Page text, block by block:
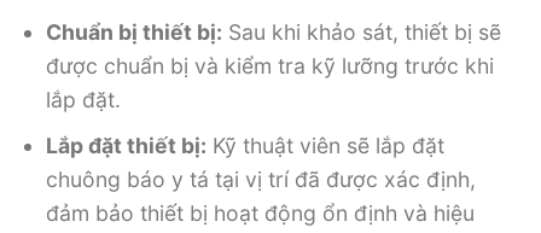
Chuẩn bị thiết bị: Sau khi khảo sát, thiết bị sẽ
được chuẩn bị và kiểm tra kỹ lưỡng trước khi
lắp đặt.
Lắp đặt thiết bị: Kỹ thuật viên sẽ lắp đặt
chuông báo y tá tại vị trí đã được xác định,
đảm bảo thiết bị hoạt động ổn định và hiệu